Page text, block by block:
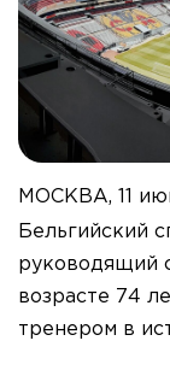
МОСКВА, 11
Бельгийский
руководящий
возрасте 74
тренером в